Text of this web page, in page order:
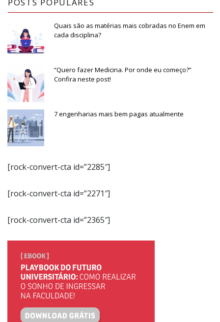
POSTS POPULARES
Quais são as matérias mais cobradas no Enem em
cada disciplina?
“Quero fazer Medicina. Por onde eu começo?”
Confira neste post!
7 engenharias mais bem pagas atualmente
[rock-convert-cta id=”2285″]
[rock-convert-cta id=”2271″]
[rock-convert-cta id=”2365″]